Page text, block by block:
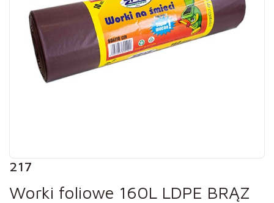
217
Worki foliowe 160L LDPE BRĄZ